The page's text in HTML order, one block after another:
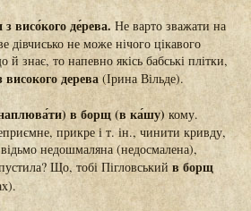
висо́кого де́рева. Не варто зважати на
не може нічого цікавого
знає, то напевно якісь бабські плітки,
дерева(Ірина Вільде).
в борщ (в ка́шу) кому.
прикре і т. ін., чинити кривду,
недошмаляна (недосмалена),
Що, тобі Пігловський в борщ